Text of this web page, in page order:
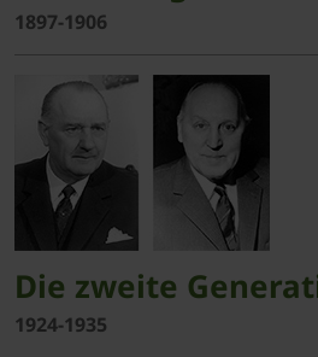
1897-1906
Die zweite
1924-1935